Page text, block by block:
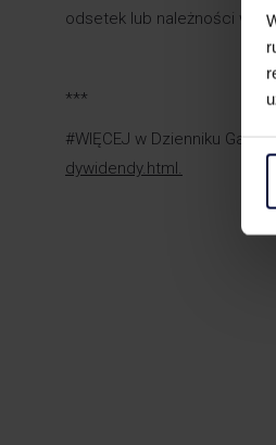
odsetek lub należności
***
#WIĘCEJ w Dzienniku
dywidendy.html.